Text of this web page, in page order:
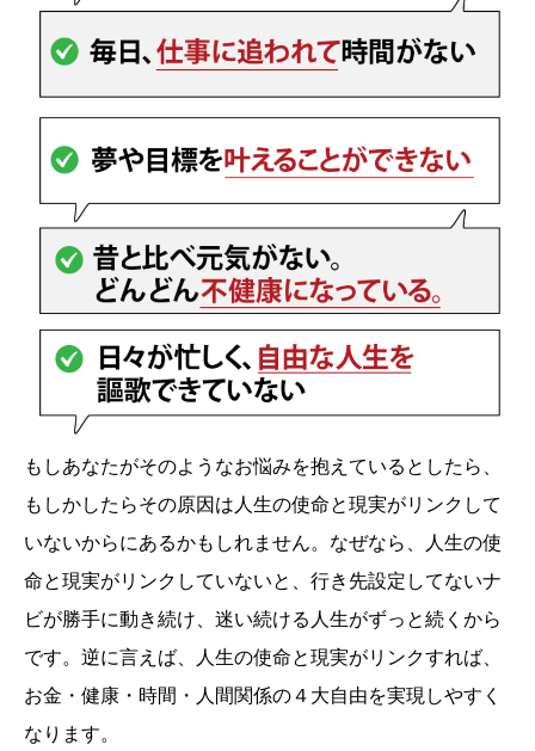
もしあなたがそのようなお悩みを抱えているとしたら、
もしかしたらその原因は人生の使命と現実がリンクして
いないからにあるかもしれません。なぜなら、人生の使
命と現実がリンクしていないと、行き先設定してないナ
ビが勝手に動き続け、迷い続ける人生がずっと続くから
です。逆に言えば、人生の使命と現実がリンクすれば、
お金・健康・時間・人間関係の４大自由を実現しやすく
なります。